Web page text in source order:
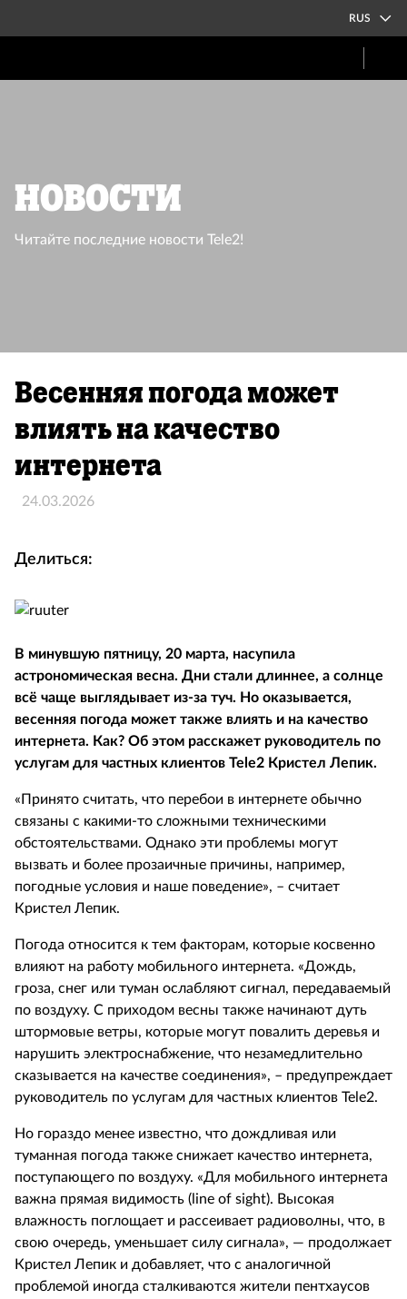
RUS
Новости
Читайте последние новости Tele2!
Весенняя погода может
влиять на качество
интернета
24.03.2026
Делиться:
В минувшую пятницу, 20 марта, насупила
астрономическая весна. Дни стали длиннее, а солнце
всё чаще выглядывает из-за туч. Но оказывается,
весенняя погода может также влиять и на качество
интернета. Как? Об этом расскажет руководитель по
услугам для частных клиентов Tele2 Кристел Лепик.
«Принято считать, что перебои в интернете обычно
связаны с какими-то сложными техническими
обстоятельствами. Однако эти проблемы могут
вызвать и более прозаичные причины, например,
погодные условия и наше поведение», – считает
Кристел Лепик.
Погода относится к тем факторам, которые косвенно
влияют на работу мобильного интернета. «Дождь,
гроза, снег или туман ослабляют сигнал, передаваемый
по воздуху. С приходом весны также начинают дуть
штормовые ветры, которые могут повалить деревья и
нарушить электроснабжение, что незамедлительно
сказывается на качестве соединения», – предупреждает
руководитель по услугам для частных клиентов Tele2.
Но гораздо менее известно, что дождливая или
туманная погода также снижает качество интернета,
поступающего по воздуху. «Для мобильного интернета
важна прямая видимость (line of sight). Высокая
влажность поглощает и рассеивает радиоволны, что, в
свою очередь, уменьшает силу сигнала», — продолжает
Кристел Лепик и добавляет, что с аналогичной
проблемой иногда сталкиваются жители пентхаусов